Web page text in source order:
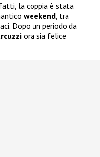
la coppia è stata
weekend , tra
Dopo un periodo da
ora sia felice